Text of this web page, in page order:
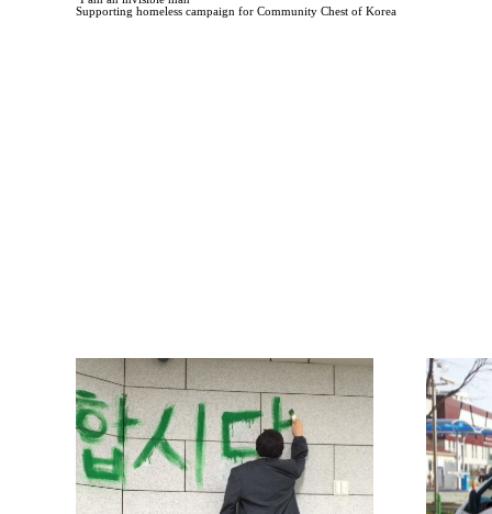
Supporting homeless campaign for Community Chest of Korea